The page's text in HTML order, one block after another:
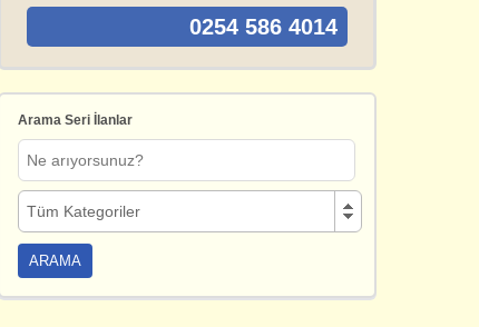
0254 586 4014
Arama Seri İlanlar
Tüm Kategoriler